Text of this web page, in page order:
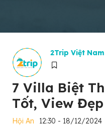
2Trip Việt Nam
7 Villa Biệt
Tốt, View Đẹp
Hội An 12:30 - 18/12/2024